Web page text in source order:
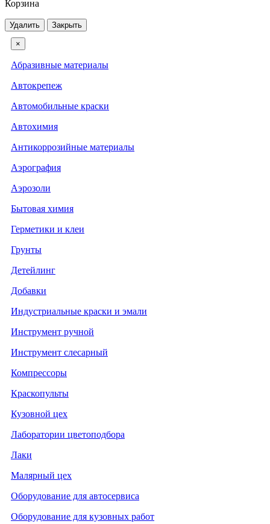
Корзина
Удалить Закрыть
×
Абразивные материалы
Автокрепеж
Автомобильные краски
Автохимия
Антикоррозийные материалы
Аэрография
Аэрозоли
Бытовая химия
Герметики и клеи
Грунты
Детейлинг
Добавки
Индустриальные краски и эмали
Инструмент ручной
Инструмент слесарный
Компрессоры
Краскопульты
Кузовной цех
Лаборатории цветоподбора
Лаки
Малярный цех
Оборудование для автосервиса
Оборудование для кузовных работ